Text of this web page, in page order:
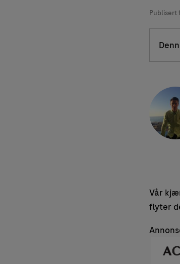
Publisert
Vår
flyter